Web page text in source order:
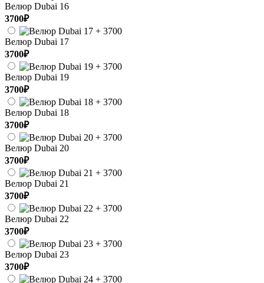
Велюр Dubai 16
3700₽
Велюр Dubai 17
3700₽
Велюр Dubai 19
3700₽
Велюр Dubai 18
3700₽
Велюр Dubai 20
3700₽
Велюр Dubai 21
3700₽
Велюр Dubai 22
3700₽
Велюр Dubai 23
3700₽